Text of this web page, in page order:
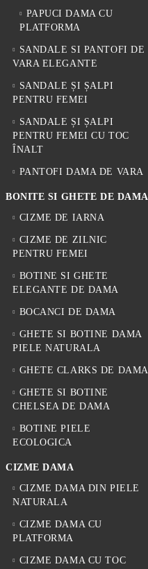
PAPUCI DAMA CU
PLATFORMA
SANDALE SI PANTOFI DE
VARA ELEGANTE
SANDALE ȘI ȘALPI
PENTRU FEMEI
SANDALE ȘI ȘALPI
PENTRU FEMEI CU TOC
ÎNALT
PANTOFI DAMA DE VARA
BONITE SI GHETE DE DAMA
CIZME DE IARNA
CIZME DE ZILNIC
PENTRU FEMEI
BOTINE SI GHETE
ELEGANTE DE DAMA
BOCANCI DE DAMA
GHETE SI BOTINE DAMA
PIELE NATURALA
GHETE CLARKS DE DAMA
GHETE SI BOTINE
CHELSEA DE DAMA
BOTINE PIELE
ECOLOGICA
CIZME DAMA
CIZME DAMA DIN PIELE
NATURALA
CIZME DAMA CU
PLATFORMA
CIZME DAMA CU TOC